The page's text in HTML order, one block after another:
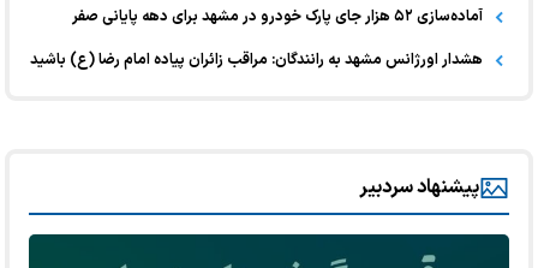
آماده‌سازی ۵۲ هزار جای پارک خودرو در مشهد برای دهه پایانی صفر
هشدار اورژانس مشهد به رانندگان: مراقب زائران پیاده امام رضا (ع) باشید
پیشنهاد سردبیر